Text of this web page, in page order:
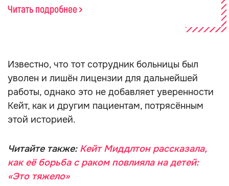
Читать подробнее
Известно, что тот сотрудник больницы был
уволен и лишён лицензии для дальнейшей
работы, однако это не добавляет уверенности
Кейт, как и другим пациентам, потрясённым
этой историей.
Читайте также:Кейт Миддлтон рассказала,
как её борьба с раком повлияла на детей:
«Это тяжело»